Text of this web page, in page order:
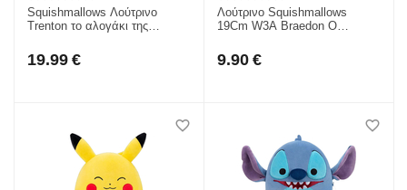
Squishmallows Λούτρινο
Trenton το αλογάκι της
19.99 €
Λούτρινο Squishmallows
19Cm W3Α Braedon Ο
9.90 €